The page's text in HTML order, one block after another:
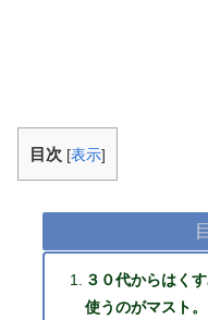
目次 [表示]
３０代からはく
使うのがマスト。